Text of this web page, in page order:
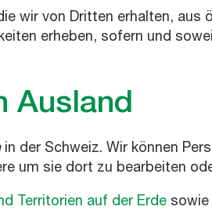
wir von Dritten erhalten,
erheben, sofern und
Ausland
in der Schweiz. Wir können
um sie dort zu bearbeiten
Territorien auf der Erde